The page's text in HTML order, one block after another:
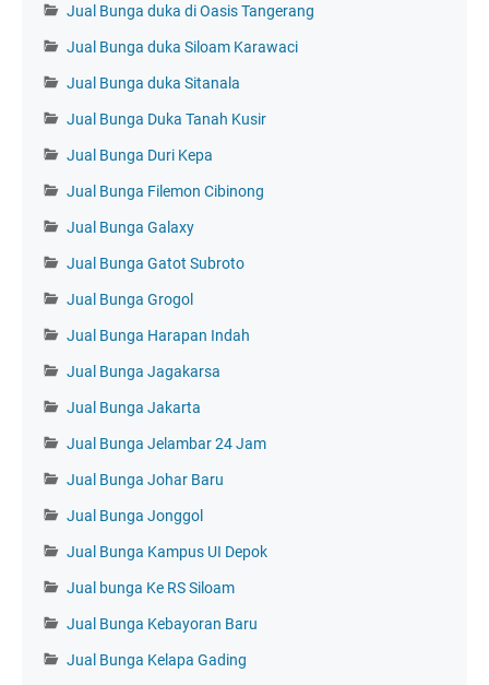
Jual Bunga duka di Oasis Tangerang
Jual Bunga duka Siloam Karawaci
Jual Bunga duka Sitanala
Jual Bunga Duka Tanah Kusir
Jual Bunga Duri Kepa
Jual Bunga Filemon Cibinong
Jual Bunga Galaxy
Jual Bunga Gatot Subroto
Jual Bunga Grogol
Jual Bunga Harapan Indah
Jual Bunga Jagakarsa
Jual Bunga Jakarta
Jual Bunga Jelambar 24 Jam
Jual Bunga Johar Baru
Jual Bunga Jonggol
Jual Bunga Kampus UI Depok
Jual bunga Ke RS Siloam
Jual Bunga Kebayoran Baru
Jual Bunga Kelapa Gading